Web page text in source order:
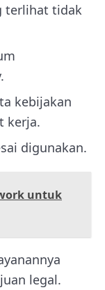
terlihat tidak
kebijakan
kerja.
digunakan.
untuk
legal.